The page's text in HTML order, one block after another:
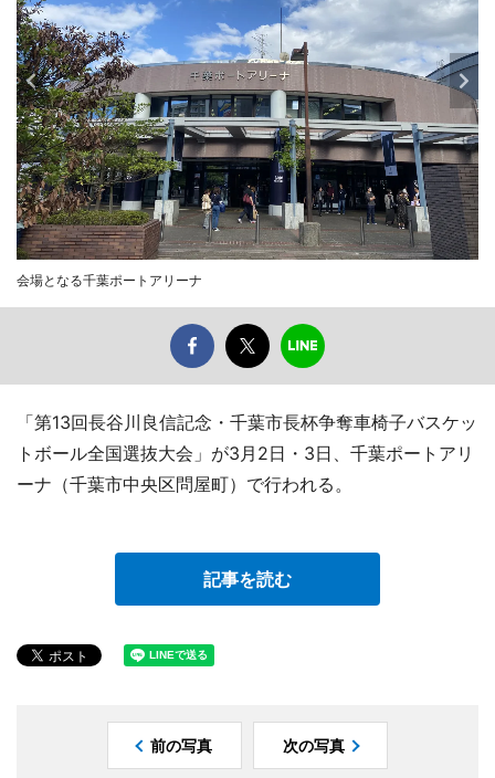
会場となる千葉ポートアリーナ
「第13回長谷川良信記念・千葉市長杯争奪車椅子バスケッ
トボール全国選抜大会」が3月2日・3日、千葉ポートアリ
ーナ（千葉市中央区問屋町）で行われる。
記事を読む
前の写真 次の写真